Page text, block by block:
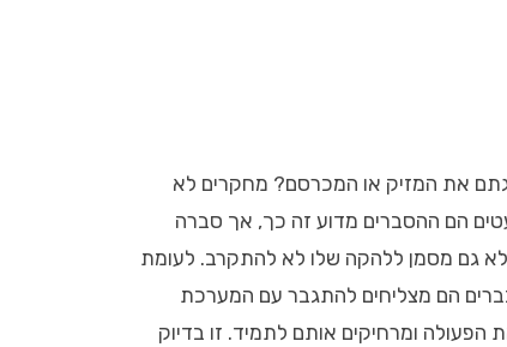
את המזיק או המכרסם? מחקרים לא
הם ההסברים מדוע זה כך, אך סברה
גם מסמן ללהקה שלו לא להתקרב. לעומת
הם מצליחים להתגבר עם המערכת
ומרחיקים אותם לתמיד. זו בדיוק